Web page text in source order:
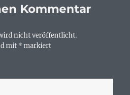
Kommentar
nicht veröffentlicht.
mit * markiert